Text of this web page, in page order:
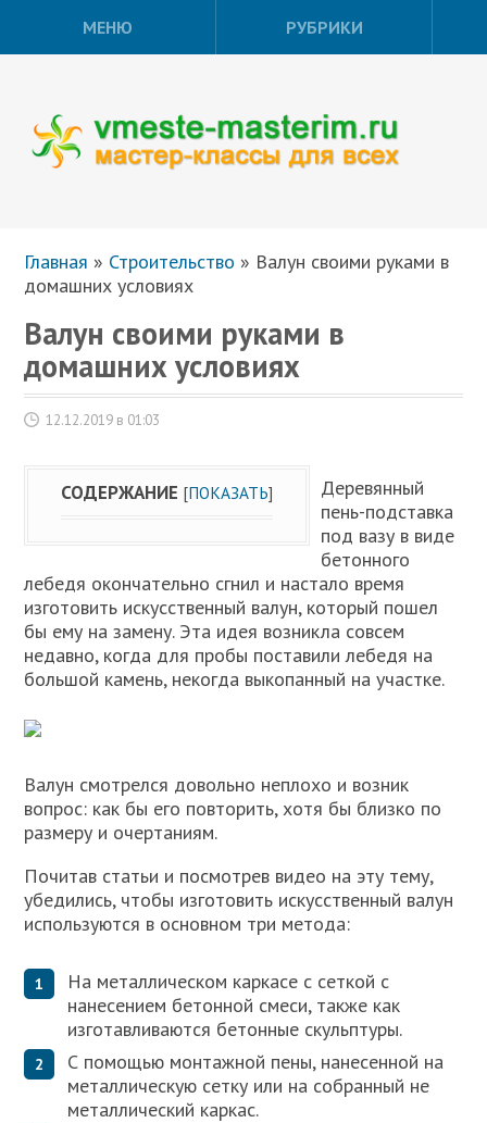
МЕНЮ РУБРИКИ
Главная » Строительство » Валун своими руками в
домашних условиях
Валун своими руками в
домашних условиях
12.12.2019 в 01:03
СОДЕРЖАНИЕ [ПОКАЗАТЬ]
Деревянный
пень-подставка
под вазу в виде
бетонного
лебедя окончательно сгнил и настало время
изготовить искусственный валун, который пошел
бы ему на замену. Эта идея возникла совсем
недавно, когда для пробы поставили лебедя на
большой камень, некогда выкопанный на участке.
Валун смотрелся довольно неплохо и возник
вопрос: как бы его повторить, хотя бы близко по
размеру и очертаниям.
Почитав статьи и посмотрев видео на эту тему,
убедились, чтобы изготовить искусственный валун
используются в основном три метода:
На металлическом каркасе с сеткой с
нанесением бетонной смеси, также как
изготавливаются бетонные скульптуры.
С помощью монтажной пены, нанесенной на
металлическую сетку или на собранный не
металлический каркас.